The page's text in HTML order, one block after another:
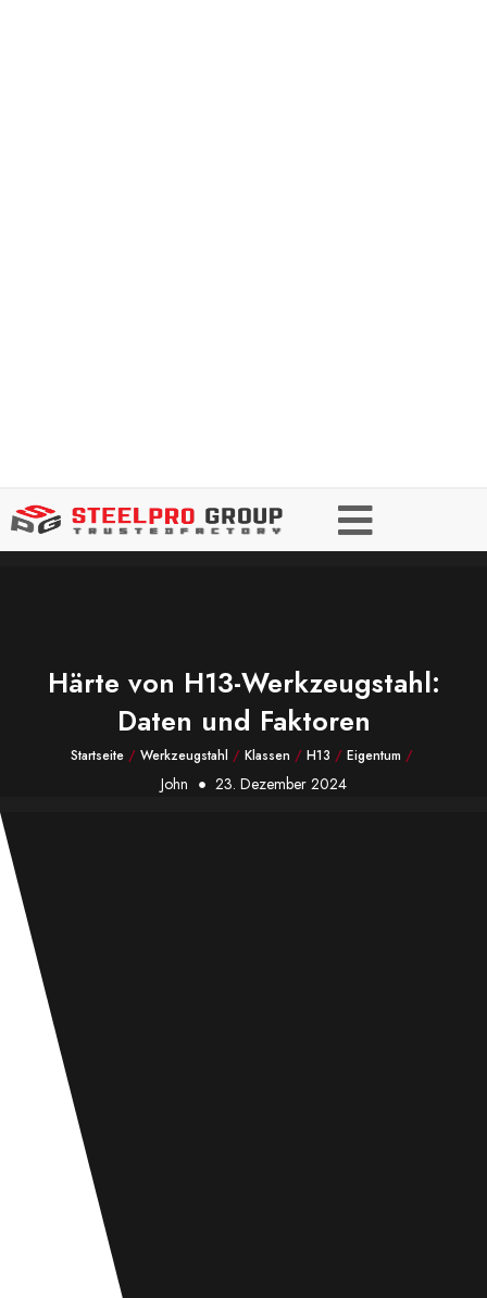
Härte von H13-Werkzeugstahl:
Daten und Faktoren
Startseite/ Werkzeugstahl / Klassen / H13 / Eigentum /
John 23. Dezember 2024